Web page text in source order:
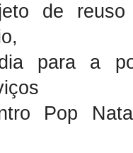
de
para a
Pop